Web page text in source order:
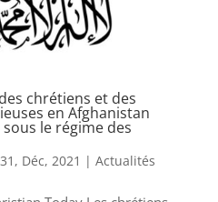
chrétiens et des
en Afghanistan
le régime des
31, Déc, 2021 | Actualités